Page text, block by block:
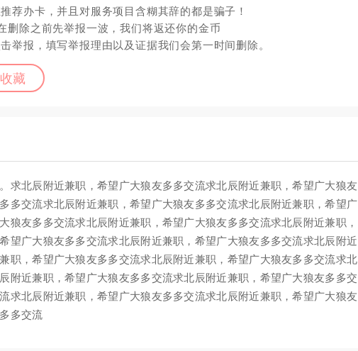
荐办卡，并且对服务项目含糊其辞的都是骗子！
除之前先举报一波，我们将返还你的金币
举报，填写举报理由以及证据我们会第一时间删除。
藏
求北辰附近兼职，希望广大狼友多多交流求北辰附近兼职，希望广大狼友
多交流求北辰附近兼职，希望广大狼友多多交流求北辰附近兼职，希望广
狼友多多交流求北辰附近兼职，希望广大狼友多多交流求北辰附近兼职，
望广大狼友多多交流求北辰附近兼职，希望广大狼友多多交流求北辰附近
职，希望广大狼友多多交流求北辰附近兼职，希望广大狼友多多交流求北
附近兼职，希望广大狼友多多交流求北辰附近兼职，希望广大狼友多多交
求北辰附近兼职，希望广大狼友多多交流求北辰附近兼职，希望广大狼友
多交流